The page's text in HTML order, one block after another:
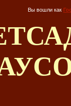
Вы вошли как